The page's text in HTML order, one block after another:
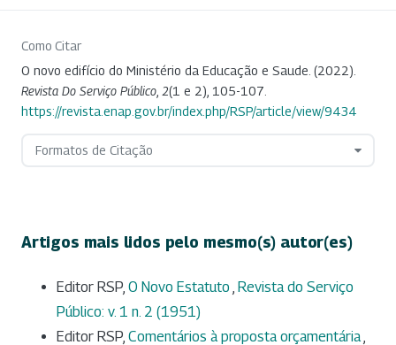
Como Citar
O novo edifício do Ministério da Educação e Saude. (2022).
Revista Do Serviço Público 2(1 e 2), 105-107.
https://revista.enap.gov.br/index.php/RSP/article/view/9434
Formatos de Citação
Artigos mais lidos pelo mesmo(s) autor(es)
Editor RSP, O Novo Estatuto , Revista do Serviço
Público: v. 1 n. 2 (1951)
Editor RSP, Comentários à proposta orçamentária,